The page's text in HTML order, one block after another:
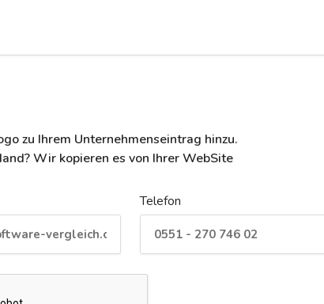
zu Ihrem Unternehmenseintrag hinzu.
Wir kopieren es von Ihrer WebSite
Telefon